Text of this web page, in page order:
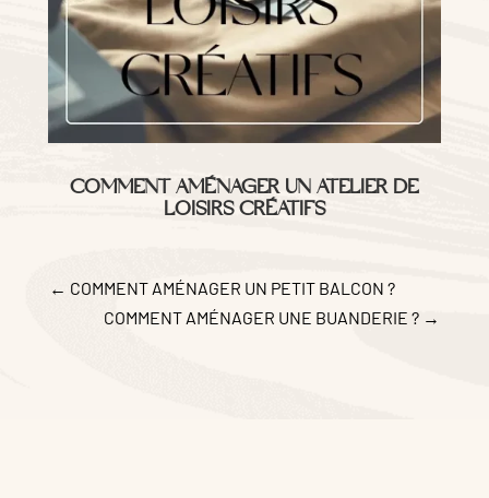
COMMENT AMÉNAGER UN ATELIER DE
LOISIRS CRÉATIFS
← COMMENT AMÉNAGER UN PETIT BALCON ?
COMMENT AMÉNAGER UNE BUANDERIE ? →